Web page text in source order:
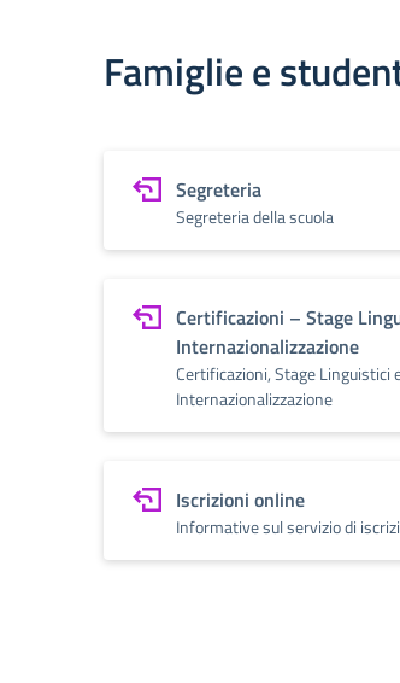
Famiglie e
Segreteria
Segreteria della scuola
Certificazioni – Stage
Internazionalizzazione
Certificazioni, Stage Linguistici
Internazionalizzazione
Iscrizioni online
Informative sul servizio di